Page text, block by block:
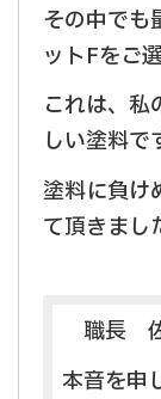
その中でも
ットFをご
これは、私
しい塗料で
塗料に負け
て頂きまし
職長
本音を申